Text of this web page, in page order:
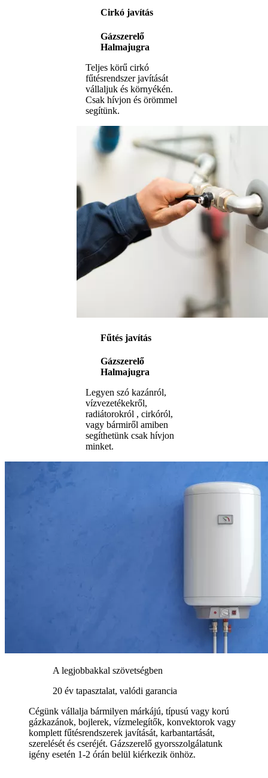
Cirkó javítás
Gázszerelő
Halmajugra
Teljes körű cirkó
fűtésrendszer javítását
vállaljuk és környékén.
Csak hívjon és örömmel
segítünk.
Fűtés javítás
Gázszerelő
Halmajugra
Legyen szó kazánról,
vízvezetékekről,
radiátorokról , cirkóról,
vagy bármiről amiben
segíthetünk csak hívjon
minket.
A legjobbakkal szövetségben
20 év tapasztalat, valódi garancia
Cégünk vállalja bármilyen márkájú, típusú vagy korú
gázkazánok, bojlerek, vízmelegítők, konvektorok vagy
komplett fűtésrendszerek javítását, karbantartását,
szerelését és cseréjét. Gázszerelő gyorsszolgálatunk
igény esetén 1-2 órán belül kiérkezik önhöz.